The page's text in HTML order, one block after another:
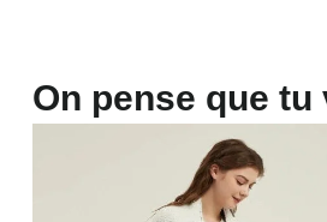
On pense que